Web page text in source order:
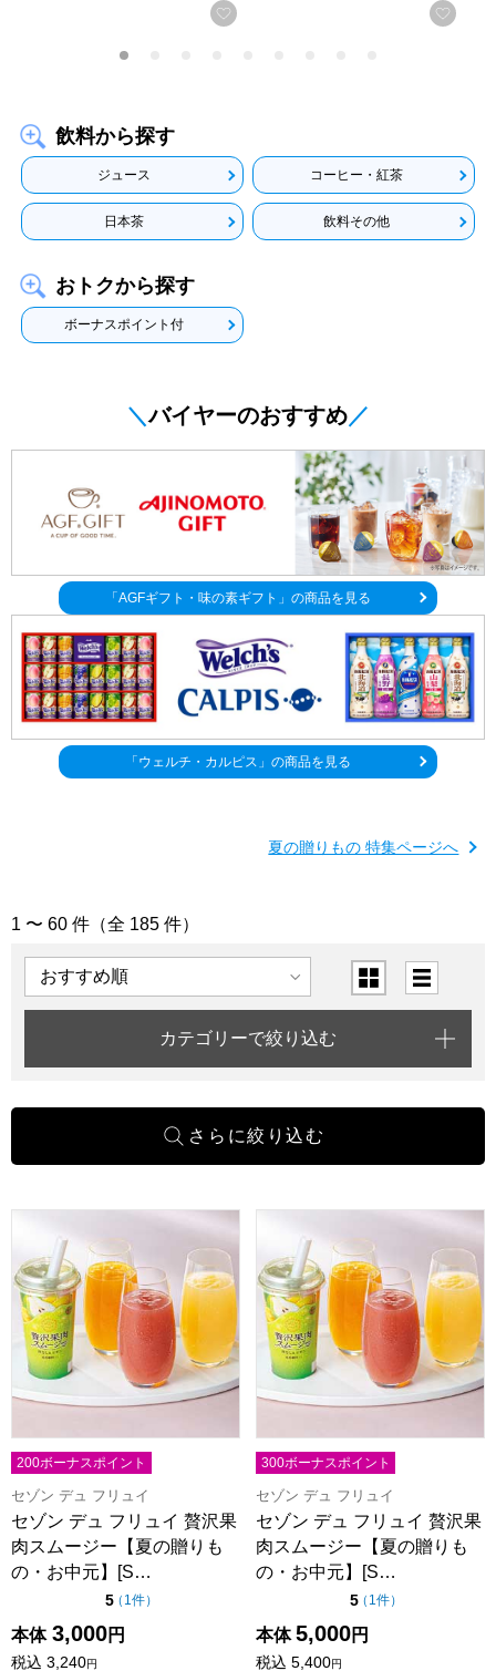
お気に入りに登録する お気
飲料から探す
ジュース コーヒー・紅茶
日本茶 飲料その他
おトクから探す
ボーナスポイント付
＼バイヤーのおすすめ／
「AGFギフト・味の素ギフト」 の商品を見る
「ウェルチ・カルピス」 の商品を見る
夏の贈りもの 特集ページへ
「飲料」の商品一覧
1 〜 60 件（全 185 件）
表示順 表示切替
カテゴリーで絞り込む
セゾン デュ フリュイ 贅沢果肉スムージー【夏の贈りもの・
200ボーナスポイント
セゾン デュ フリュイ
セゾン デュ フリュイ 贅沢果
肉スムージー【夏の贈りも
の・お中元】[S…
5点（5点満点中）
（ 1件の評価
）
本体 3,000円
税込 3,240円
セゾン デュ フリュイ 贅沢果
300ボーナスポイント
セゾン デュ フリュイ
セゾン デュ フリュイ 贅沢果
肉スムージー【夏の贈りも
の・お中元】[S…
5点（5点満点中）
（ 1件の評価
）
本体 5,000円
税込 5,400円